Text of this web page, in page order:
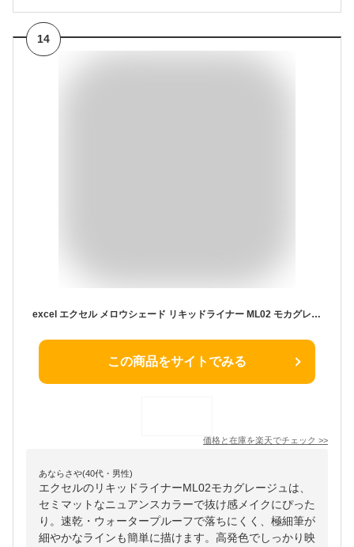
14
excel エクセル メロウシェード リキッドライナー ML02 モカグレージュ │ リキッドアイライナー アイライナー 0.5ml ウォータープルーフ スマッジプルーフ ニュアンスカラー 抜け感メイク セミマット 落ちにくい 高発色 速乾 極細筆 アイメイク ラテ系カラー 描きやすい
この商品をサイトでみる
価格と在庫を楽天でチェック >>
あならさや(40代・男性)
エクセルのリキッドライナーML02モカグレージュは、
セミマットなニュアンスカラーで抜け感メイクにぴった
り。速乾・ウォータープルーフで落ちにくく、極細筆が
細やかなラインも簡単に描けます。高発色でしっかり映